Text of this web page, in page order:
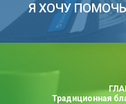
Я ХОЧУ ПОМОЧЬ
Традиционная